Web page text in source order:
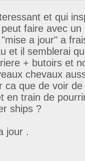
et qui
faire avec
a jour" a
et il semblerai
+ butoirs et
chevaux
ca que de voir
en train de
ships ?
jour .